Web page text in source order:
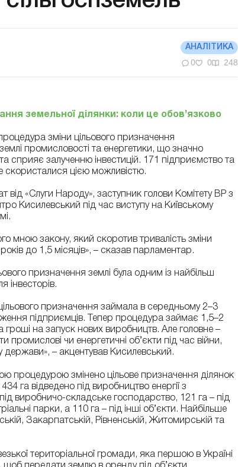
АНАЛІТИКА
0 0 248
земельної ділянки: коли це обов’язково
зміни цільового призначення
промисловості та енергетики, що значно
сприяє залученню інвестицій. 171 підприємство та
скористалися цією можливістю.
від «Слуги Народу», заступник голови Комітету ВР з
Кисилевський під час виступу на Київському
мною закону, який скоротив тривалість зміни
до 1,5 місяців», – сказав парламентар.
призначення землі була одним із найбільш
інвесторів.
цільового призначення займала в середньому 2–3
підприємців. Тепер процедура займає 1,5–2
гроші на запуск нових виробництв. Але головне –
промислові чи енергетичні об’єкти під час війни,
держави», – акцентував Кисилевський.
процедурою змінено цільове призначення ділянок
га відведено під виробництво енергії з
виробничо-складське господарство, 121 га – під
парки, а 110 га – під інші об’єкти. Найбільше
Закарпатській, Рівненській, Житомирській та
територіальної громади, яка першою в Україні